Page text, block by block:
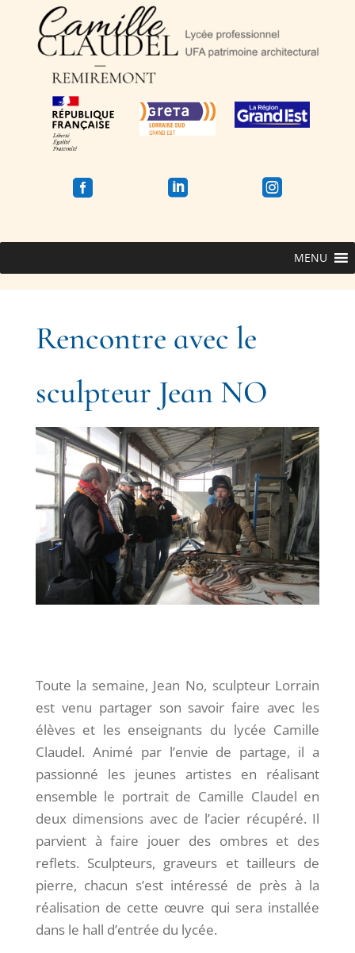
  
MENU
Rencontre avec le
sculpteur Jean NO
Toute la semaine, Jean No, sculpteur Lorrain
est venu partager son savoir faire avec les
élèves et les enseignants du lycée Camille
Claudel. Animé par l’envie de partage, il a
passionné les jeunes artistes en réalisant
ensemble le portrait de Camille Claudel en
deux dimensions avec de l’acier récupéré. Il
parvient à faire jouer des ombres et des
reflets. Sculpteurs, graveurs et tailleurs de
pierre, chacun s’est intéressé de près à la
réalisation de cette œuvre qui sera installée
dans le hall d’entrée du lycée.